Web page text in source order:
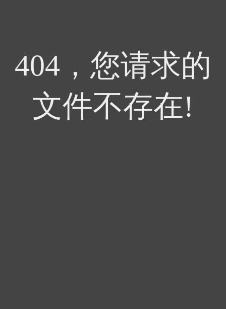
404，您请求的
文件不存在!